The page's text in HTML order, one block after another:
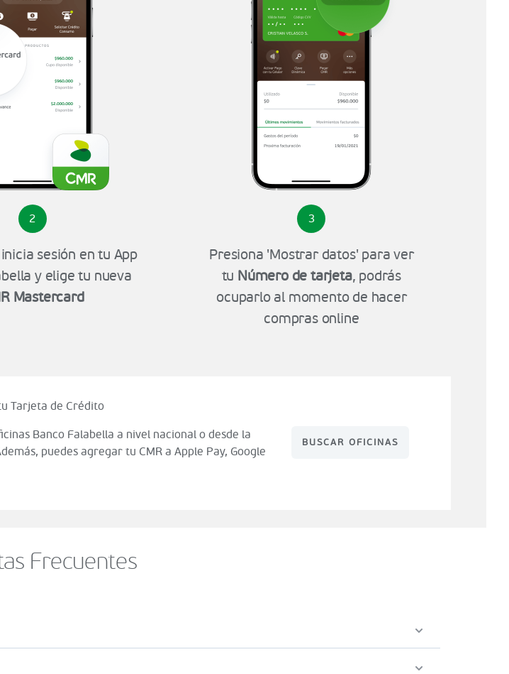
2
sesión en tu App
y elige tu nueva
Mastercard
3
Presiona 'Mostrar datos' para ver
tu Número de tarjeta, podrás
ocuparlo al momento de hacer
compras online
Tarjeta de Crédito
Banco Falabella a nivel nacional o desde la
puedes agregar tu CMR a Apple Pay, Google
BUSCAR OFICINAS
Frecuentes